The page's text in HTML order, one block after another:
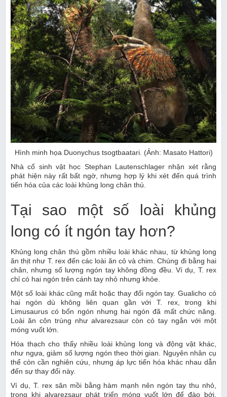
Hình minh họa Duonychus tsogtbaatari. (Ảnh: Masato Hattori)
Nhà cổ sinh vật học Stephan Lautenschlager nhận xét rằng
phát hiện này rất bất ngờ, nhưng hợp lý khi xét đến quá trình
tiến hóa của các loài khủng long chân thú.
Tại sao một số loài khủng
long có ít ngón tay hơn?
Khủng long chân thú gồm nhiều loài khác nhau, từ khủng long
ăn thịt như T. rex đến các loài ăn cỏ và chim. Chúng đi bằng hai
chân, nhưng số lượng ngón tay không đồng đều. Ví dụ, T. rex
chỉ có hai ngón trên cánh tay nhỏ nhưng khỏe.
Một số loài khác cũng mất hoặc thay đổi ngón tay. Gualicho có
hai ngón dù không liên quan gần với T. rex, trong khi
Limusaurus có bốn ngón nhưng hai ngón đã mất chức năng.
Loài ăn côn trùng như alvarezsaur còn có tay ngắn với một
móng vuốt lớn.
Hóa thạch cho thấy nhiều loài khủng long và động vật khác,
như ngựa, giảm số lượng ngón theo thời gian. Nguyên nhân cụ
thể còn cần nghiên cứu, nhưng áp lực tiến hóa khác nhau dẫn
đến sự thay đổi này.
Ví dụ, T. rex săn mồi bằng hàm mạnh nên ngón tay thu nhỏ,
trong khi alvarezsaur phát triển móng vuốt lớn để đào bới.